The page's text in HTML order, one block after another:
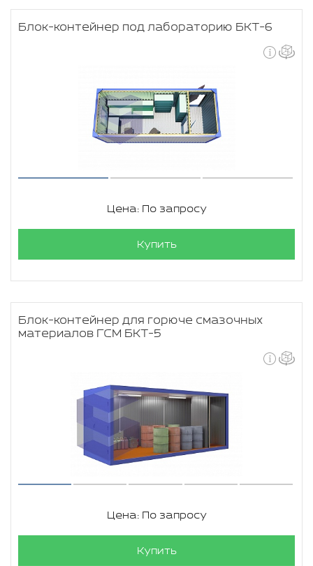
Блок-контейнер под лабораторию БКТ-6
Цена: По запросу
Купить
Блок-контейнер для горюче смазочных
материалов ГСМ БКТ-5
Цена: По запросу
Купить